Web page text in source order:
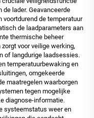
lader. Geavanceerde
de temperatuur
de laadparameters aan
thermische beheer
voor veilige werking,
of langdurige laadsessies.
temperatuurbewaking en
omgekeerde
maatregelen waarborgen
tegen mogelijke
diagnose-informatie.
systeemstatus weer en